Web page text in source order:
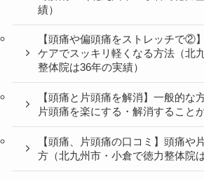
績）
【頭痛や偏頭痛をストレッチで②
ケアでスッキリ軽くなる方法（北
整体院は36年の実績）
【頭痛と片頭痛を解消】一般的
片頭痛を楽にする・解消すること
【頭痛、片頭痛の口コミ】頭痛や
方（北九州市・小倉で徳力整体院